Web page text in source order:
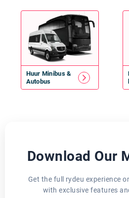
Huur Minibus&
Autobus
Download Our
Get the full rydeu experience
with exclusive features